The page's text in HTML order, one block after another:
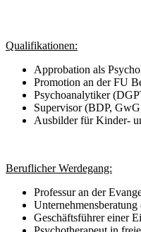
Qualifikationen:
Approbation als
Promotion an der FU
Psychoanalytiker
Supervisor (BDP,
Ausbilder für Kinder-
Beruflicher Werdegang:
Professur an der
Geschäftsführer einer